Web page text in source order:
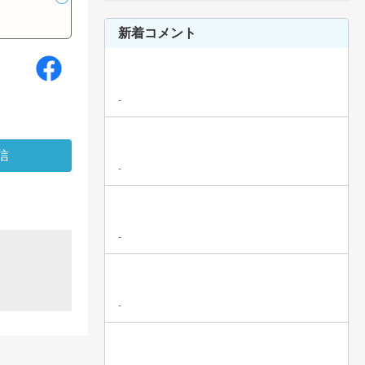
新着コメント
-
-
-
-